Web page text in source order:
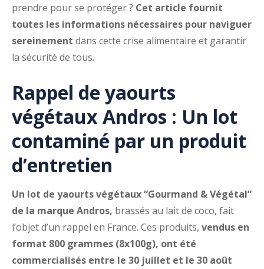
prendre pour se protéger ? Cet article fournit
toutes les informations nécessaires pour naviguer
sereinement dans cette crise alimentaire et garantir
la sécurité de tous.
Rappel de yaourts
végétaux Andros : Un lot
contaminé par un produit
d’entretien
Un lot de yaourts végétaux “Gourmand & Végétal”
de la marque Andros, brassés au lait de coco, fait
l’objet d’un rappel en France. Ces produits, vendus en
format 800 grammes (8x100g), ont été
commercialisés entre le 30 juillet et le 30 août